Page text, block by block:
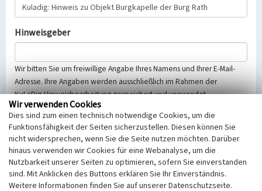
Hinweisgeber
Wir bitten Sie um freiwillige Angabe Ihres Namens und Ihrer E-Mail-
Adresse. Ihre Angaben werden ausschließlich im Rahmen der
KuLaDig-Hinweisbearbeitung gespeichert und verwendet.
Selbstverständlich werden diese entsprechend der Vorschriften des
Telemediengesetzes, des Datenschutzgesetzes NRW und der seit
dem 25.05.2018 gültigen Europäischen Datenschutzgrundverordnung
(EU-DSGVO) vertraulich behandelt, beachten Sie bitte unsere
Hinweise zumDatenschutz
Nachricht
Wir verwenden Cookies
Dies sind zum einen technisch notwendige Cookies, um die
Funktionsfähigkeit der Seiten sicherzustellen. Diesen können Sie
nicht widersprechen, wenn Sie die Seite nutzen möchten. Darüber
hinaus verwenden wir Cookies für eine Webanalyse, um die
Nutzbarkeit unserer Seiten zu optimieren, sofern Sie einverstanden
sind. Mit Anklicken des Buttons erklären Sie Ihr Einverständnis.
Weitere Informationen finden Sie auf unserer Datenschutzseite.